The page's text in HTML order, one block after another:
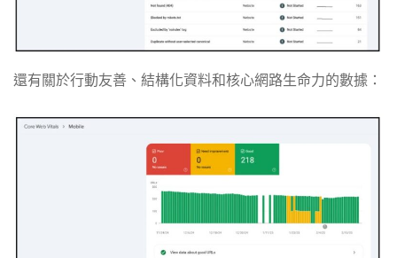
還有關於行動友善、結構化資料和核心網路生命力的數據：